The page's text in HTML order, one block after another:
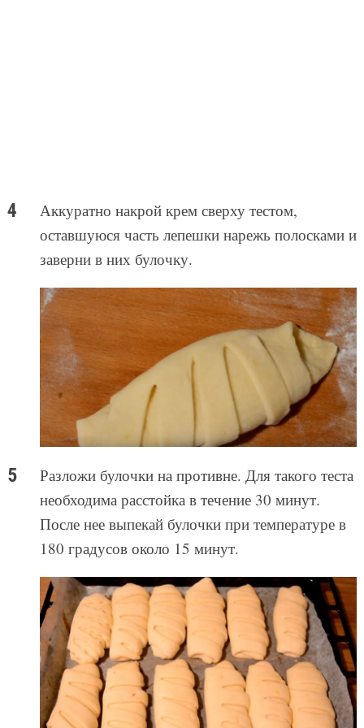
Аккуратно накрой крем сверху тестом,
оставшуюся часть лепешки нарежь полосками и
заверни в них булочку.
Разложи булочки на противне. Для такого теста
необходима расстойка в течение 30 минут.
После нее выпекай булочки при температуре в
180 градусов около 15 минут.